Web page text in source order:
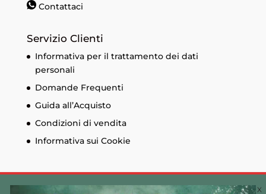
Contattaci
Servizio Clienti
Informativa per il trattamento dei dati
personali
Domande Frequenti
Guida all’Acquisto
Condizioni di vendita
Informativa sui Cookie